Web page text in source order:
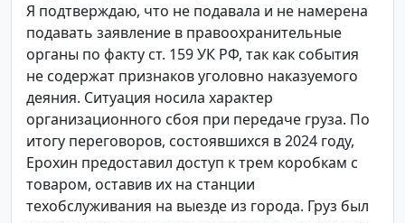
Я подтверждаю, что не подавала и не намерена
подавать заявление в правоохранительные
органы по факту ст. 159 УК РФ, так как события
не содержат признаков уголовно наказуемого
деяния. Ситуация носила характер
организационного сбоя при передаче груза. По
итогу переговоров, состоявшихся в 2024 году,
Ерохин предоставил доступ к трем коробкам с
товаром, оставив их на станции
техобслуживания на выезде из города. Груз был